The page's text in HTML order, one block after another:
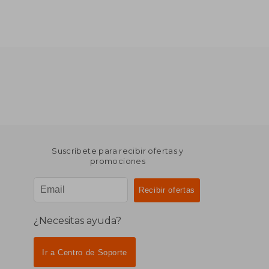
Suscríbete para recibir ofertas y
promociones
¿Necesitas ayuda?
Ir a Centro de Soporte